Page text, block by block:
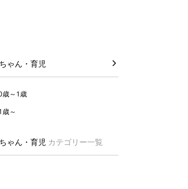
ゃん・育児
歳～1歳
～
ゃん・育児 カテゴリー一覧